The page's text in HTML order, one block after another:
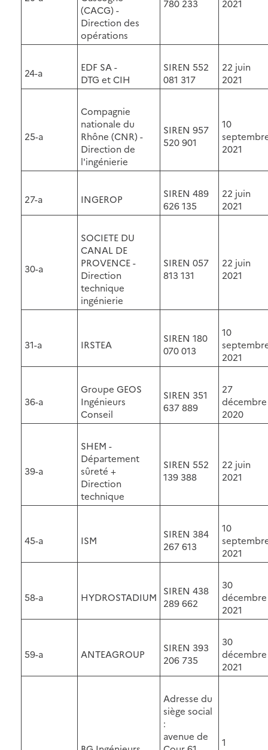
(CACG) -
Direction des
opérations
780 233 2021
24-a
EDF SA -
DTG et CIH
SIREN 552
081 317
22 juin
2021
25-a
Compagnie
nationale du
Rhône (CNR) -
Direction de
l'ingénierie
SIREN 957
520 901
10
2021
27-a INGEROP
SIREN 489
626 135
22 juin
2021
30-a
SOCIETE DU
CANAL DE
PROVENCE -
Direction
technique
ingénierie
SIREN 057
813 131
22 juin
2021
31-a IRSTEA
SIREN 180
070 013
10
2021
36-a
Groupe GEOS
Ingénieurs
Conseil
SIREN 351
637 889
27
décembre
2020
39-a
SHEM -
Département
sûreté +
Direction
technique
SIREN 552
139 388
22 juin
2021
45-a ISM
SIREN 384
267 613
10
2021
58-a HYDROSTADIUM
SIREN 438
289 662
30
décembre
2021
59-a ANTEAGROUP
SIREN 393
206 735
30
décembre
2021
Adresse du
siège social
:
avenue de
1